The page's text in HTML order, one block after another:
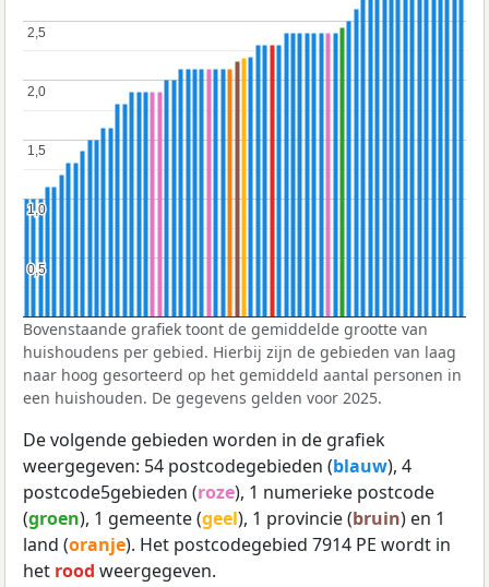
0,5
0,5
1,0
1,0
1,5
1,5
2,0
2,0
2,5
2,5
Bovenstaande grafiek toont de gemiddelde grootte van
huishoudens per gebied. Hierbij zijn de gebieden van laag
naar hoog gesorteerd op het gemiddeld aantal personen in
een huishouden. De gegevens gelden voor 2025.
De volgende gebieden worden in de grafiek
weergegeven: 54 postcodegebieden (blauw), 4
postcode5gebieden (roze), 1 numerieke postcode
(groen), 1 gemeente (geel), 1 provincie (bruin) en 1
land (oranje). Het postcodegebied 7914 PE wordt in
het rood weergegeven.